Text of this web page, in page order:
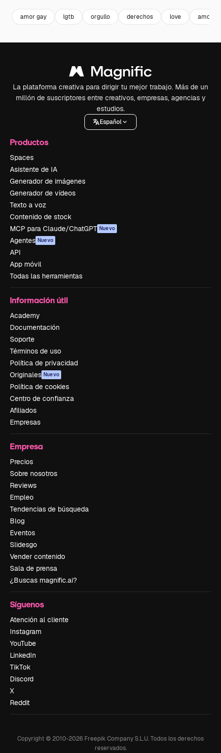
amor gay lgtb orgullo derechos love amor
La plataforma creativa para dirigir tu mejor trabajo. Más de un
millón de suscriptores entre creativos, empresas, agencias y
estudios.
Español
Productos
Spaces
Asistente de IA
Generador de imágenes
Generador de vídeos
Texto a voz
Contenido de stock
MCP para Claude/ChatGPT Nuevo
Agentes Nuevo
API
App móvil
Todas las herramientas
Información útil
Academy
Documentación
Soporte
Términos de uso
Política de privacidad
Originales Nuevo
Política de cookies
Centro de confianza
Afiliados
Empresas
Empresa
Precios
Sobre nosotros
Reviews
Empleo
Tendencias de búsqueda
Blog
Eventos
Slidesgo
Vender contenido
Sala de prensa
¿Buscas magnific.ai?
Síguenos
Atención al cliente
Instagram
YouTube
LinkedIn
TikTok
Discord
X
Reddit
Copyright © 2010-2026 Freepik Company S.L.U.Todos los derechos
reservados.